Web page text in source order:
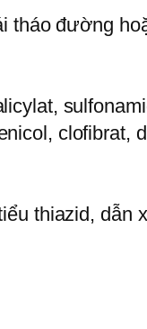
tháo đường
clofibrat,
thiazid, dẫn